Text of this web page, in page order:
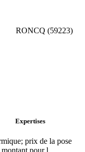
RONCQ (59223)
Expertises
prix de la pose